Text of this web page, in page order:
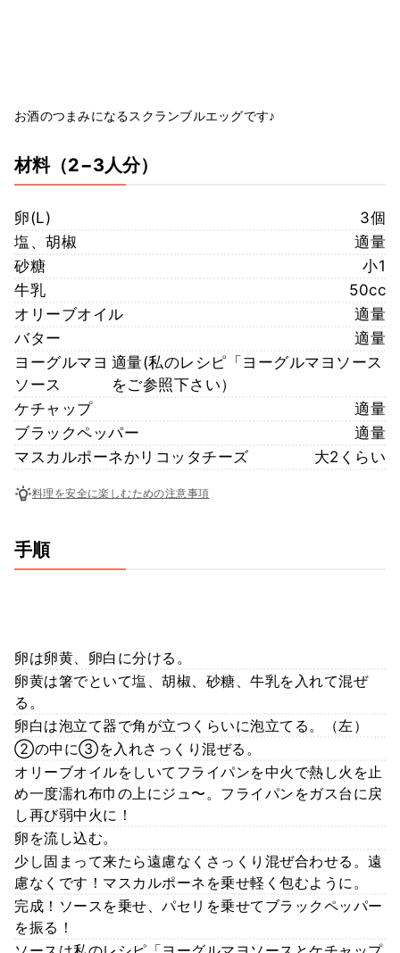
お酒のつまみになるスクランブルエッグです♪
材料（2−3人分）
卵(L)
3個
塩、胡椒
適量
砂糖
小1
牛乳
50cc
オリーブオイル
適量
バター
適量
ヨーグルマヨ
ソース
適量(私のレシピ「ヨーグルマヨソース
をご参照下さい）
ケチャップ
適量
ブラックペッパー
適量
マスカルポーネかリコッタチーズ
大2くらい
料理を安全に楽しむための注意事項
手順
卵は卵黄、卵白に分ける。
卵黄は箸でといて塩、胡椒、砂糖、牛乳を入れて混ぜ
る。
卵白は泡立て器で角が立つくらいに泡立てる。（左）
②の中に③を入れさっくり混ぜる。
オリーブオイルをしいてフライパンを中火で熱し火を止
め一度濡れ布巾の上にジュ〜。フライパンをガス台に戻
し再び弱中火に！
卵を流し込む。
少し固まって来たら遠慮なくさっくり混ぜ合わせる。遠
慮なくです！マスカルポーネを乗せ軽く包むように。
完成！ソースを乗せ、パセリを乗せてブラックペッパー
を振る！